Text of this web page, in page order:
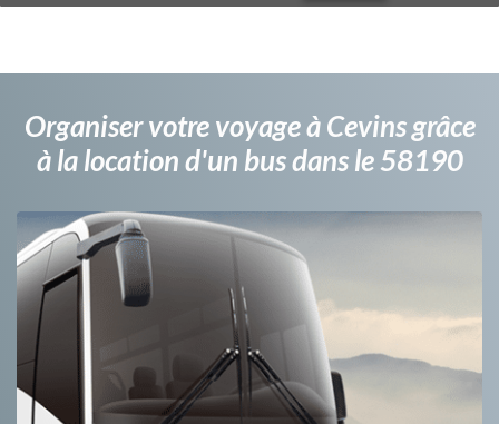
Organiser votre voyage à Cevins grâce
à la location d'un bus dans le 58190